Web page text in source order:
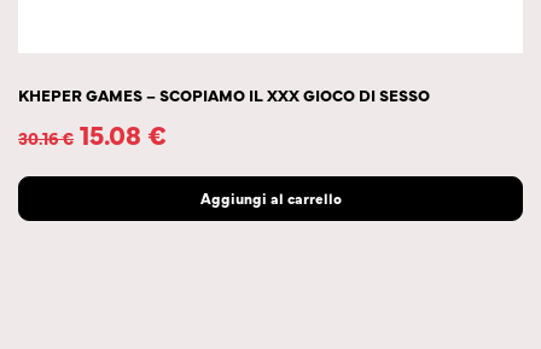
KHEPER GAMES – SCOPIAMO IL XXX GIOCO DI SESSO
30.16€ 15.08 €
Aggiungi al carrello